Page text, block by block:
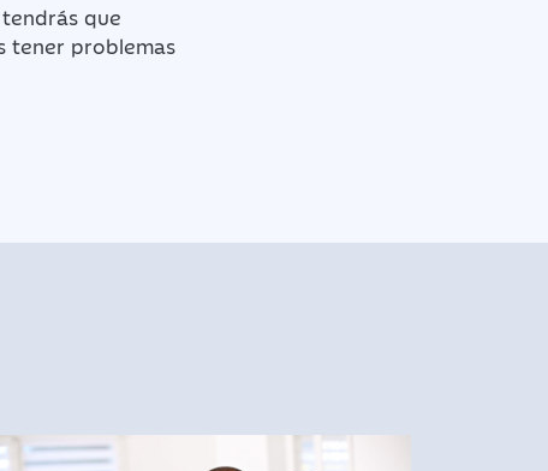
que
tener problemas